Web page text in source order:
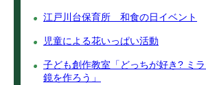
江戸川台保育所 和食の日イベント
児童による花いっぱい活動
子ども創作教室「どっちが好き? ミ
鏡を作ろう」